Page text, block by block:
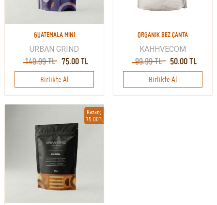
GUATEMALA MINI
URBAN GRIND
149.99 TL 75.00 TL
Birlikte Al
ORGANIK BEZ ÇANTA
KAHHVECOM
99.99 TL 50.00 TL
Birlikte Al
Kazanç
75.00TL